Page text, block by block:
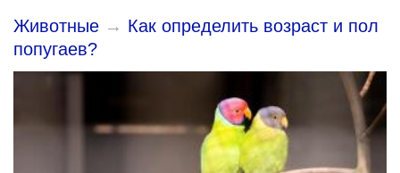
Животные → Как определить возраст и пол
попугаев?